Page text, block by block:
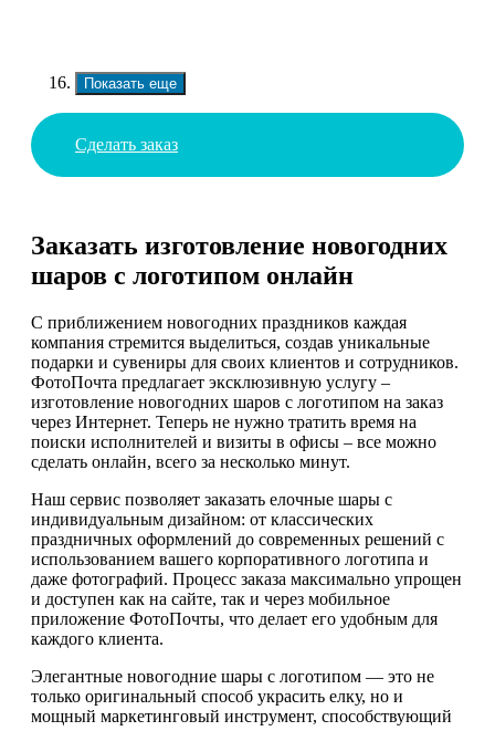
Показать еще
Сделать заказ
Заказать изготовление новогодних
шаров с логотипом онлайн
С приближением новогодних праздников каждая
компания стремится выделиться, создав уникальные
подарки и сувениры для своих клиентов и сотрудников.
ФотоПочта предлагает эксклюзивную услугу –
изготовление новогодних шаров с логотипом на заказ
через Интернет. Теперь не нужно тратить время на
поиски исполнителей и визиты в офисы – все можно
сделать онлайн, всего за несколько минут.
Наш сервис позволяет заказать елочные шары с
индивидуальным дизайном: от классических
праздничных оформлений до современных решений с
использованием вашего корпоративного логотипа и
даже фотографий. Процесс заказа максимально упрощен
и доступен как на сайте, так и через мобильное
приложение ФотоПочты, что делает его удобным для
каждого клиента.
Элегантные новогодние шары с логотипом — это не
только оригинальный способ украсить елку, но и
мощный маркетинговый инструмент, способствующий